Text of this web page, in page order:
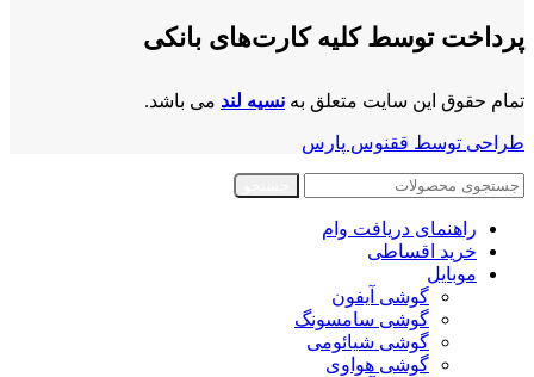
پرداخت توسط کلیه کارت‌های بانکی
تمام حقوق این سایت متعلق به نسیه لند می باشد.
طراحی توسط ققنوس پارس
راهنمای دریافت وام
خرید اقساطی
موبایل
گوشی آیفون
گوشی سامسونگ
گوشی شیائومی
گوشی هواوی